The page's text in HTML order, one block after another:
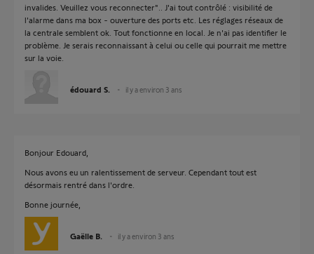
invalides. Veuillez vous reconnecter".. J'ai tout contrôlé : visibilité de
l'alarme dans ma box - ouverture des ports etc. Les réglages réseaux de
la centrale semblent ok. Tout fonctionne en local. Je n'ai pas identifier le
problème. Je serais reconnaissant à celui ou celle qui pourrait me mettre
sur la voie.
édouard S. il y a environ 3 ans
Bonjour Edouard,
Nous avons eu un ralentissement de serveur. Cependant tout est
désormais rentré dans l'ordre.
Bonne journée,
Gaëlle B. il y a environ 3 ans